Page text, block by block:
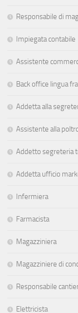
Responsabile di
Impiegata contabile
Assistente
Back office lingua
Addetta alla
Assistente alla
Addetto segreteria
Addetta ufficio
Infermiera
Farmacista
Magazziniera
Magazziniere di
Responsabile
Elettricista